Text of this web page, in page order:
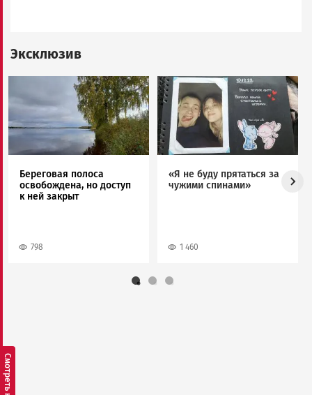
Эксклюзив
Береговая полоса
освобождена, но доступ
к ней закрыт
798
Image
«Я не буду прятаться за
чужими спинами»
1 460